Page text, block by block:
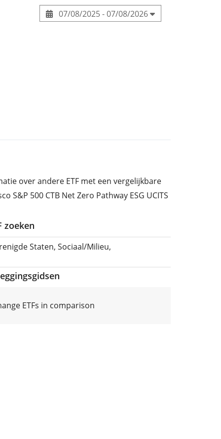
07/08/2025 - 07/08/2026
over andere ETF met een vergelijkbare
S&P 500 CTB Net Zero Pathway ESG UCITS
zoeken
Staten, Sociaal/Milieu,
ETFs in comparison